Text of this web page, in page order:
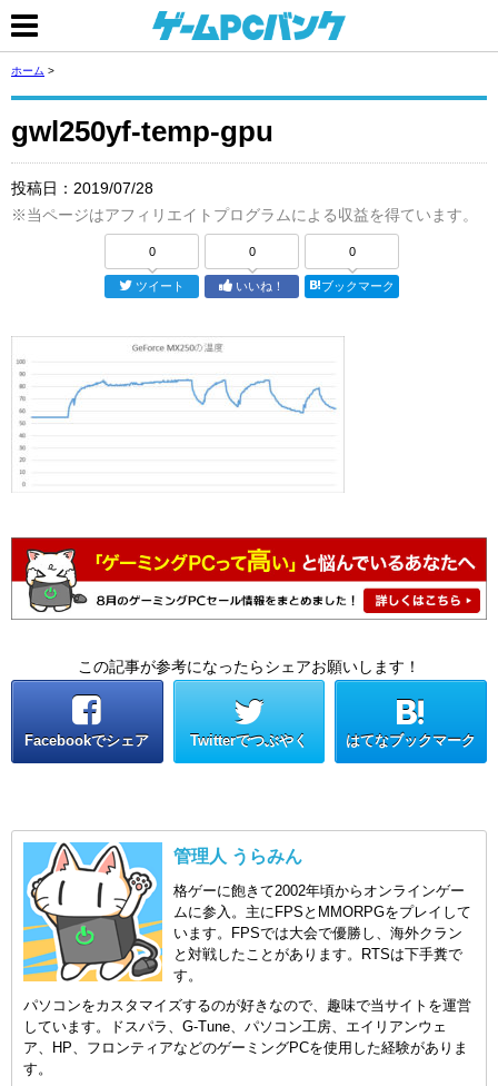
ホーム >
gwl250yf-temp-gpu
投稿日： 2019/07/28
※当ページはアフィリエイトプログラムによる収益を得ています。
0
ツイート
0
いいね！
0
ブックマーク
この記事が参考になったらシェアお願いします！
Facebookでシェア Twitterでつぶやく はてなブックマーク
管理人 うらみん
格ゲーに飽きて2002年頃からオンラインゲー
ムに参入。主にFPSとMMORPGをプレイして
います。FPSでは大会で優勝し、海外クラン
と対戦したことがあります。RTSは下手糞で
す。
パソコンをカスタマイズするのが好きなので、趣味で当サイトを運営
しています。ドスパラ、G-Tune、パソコン工房、エイリアンウェ
ア、HP、フロンティアなどのゲーミングPCを使用した経験がありま
す。